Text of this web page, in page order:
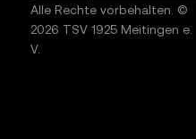
Alle Rechte vorbehalten. ©
2026 TSV 1925 Meitingen e.
V.